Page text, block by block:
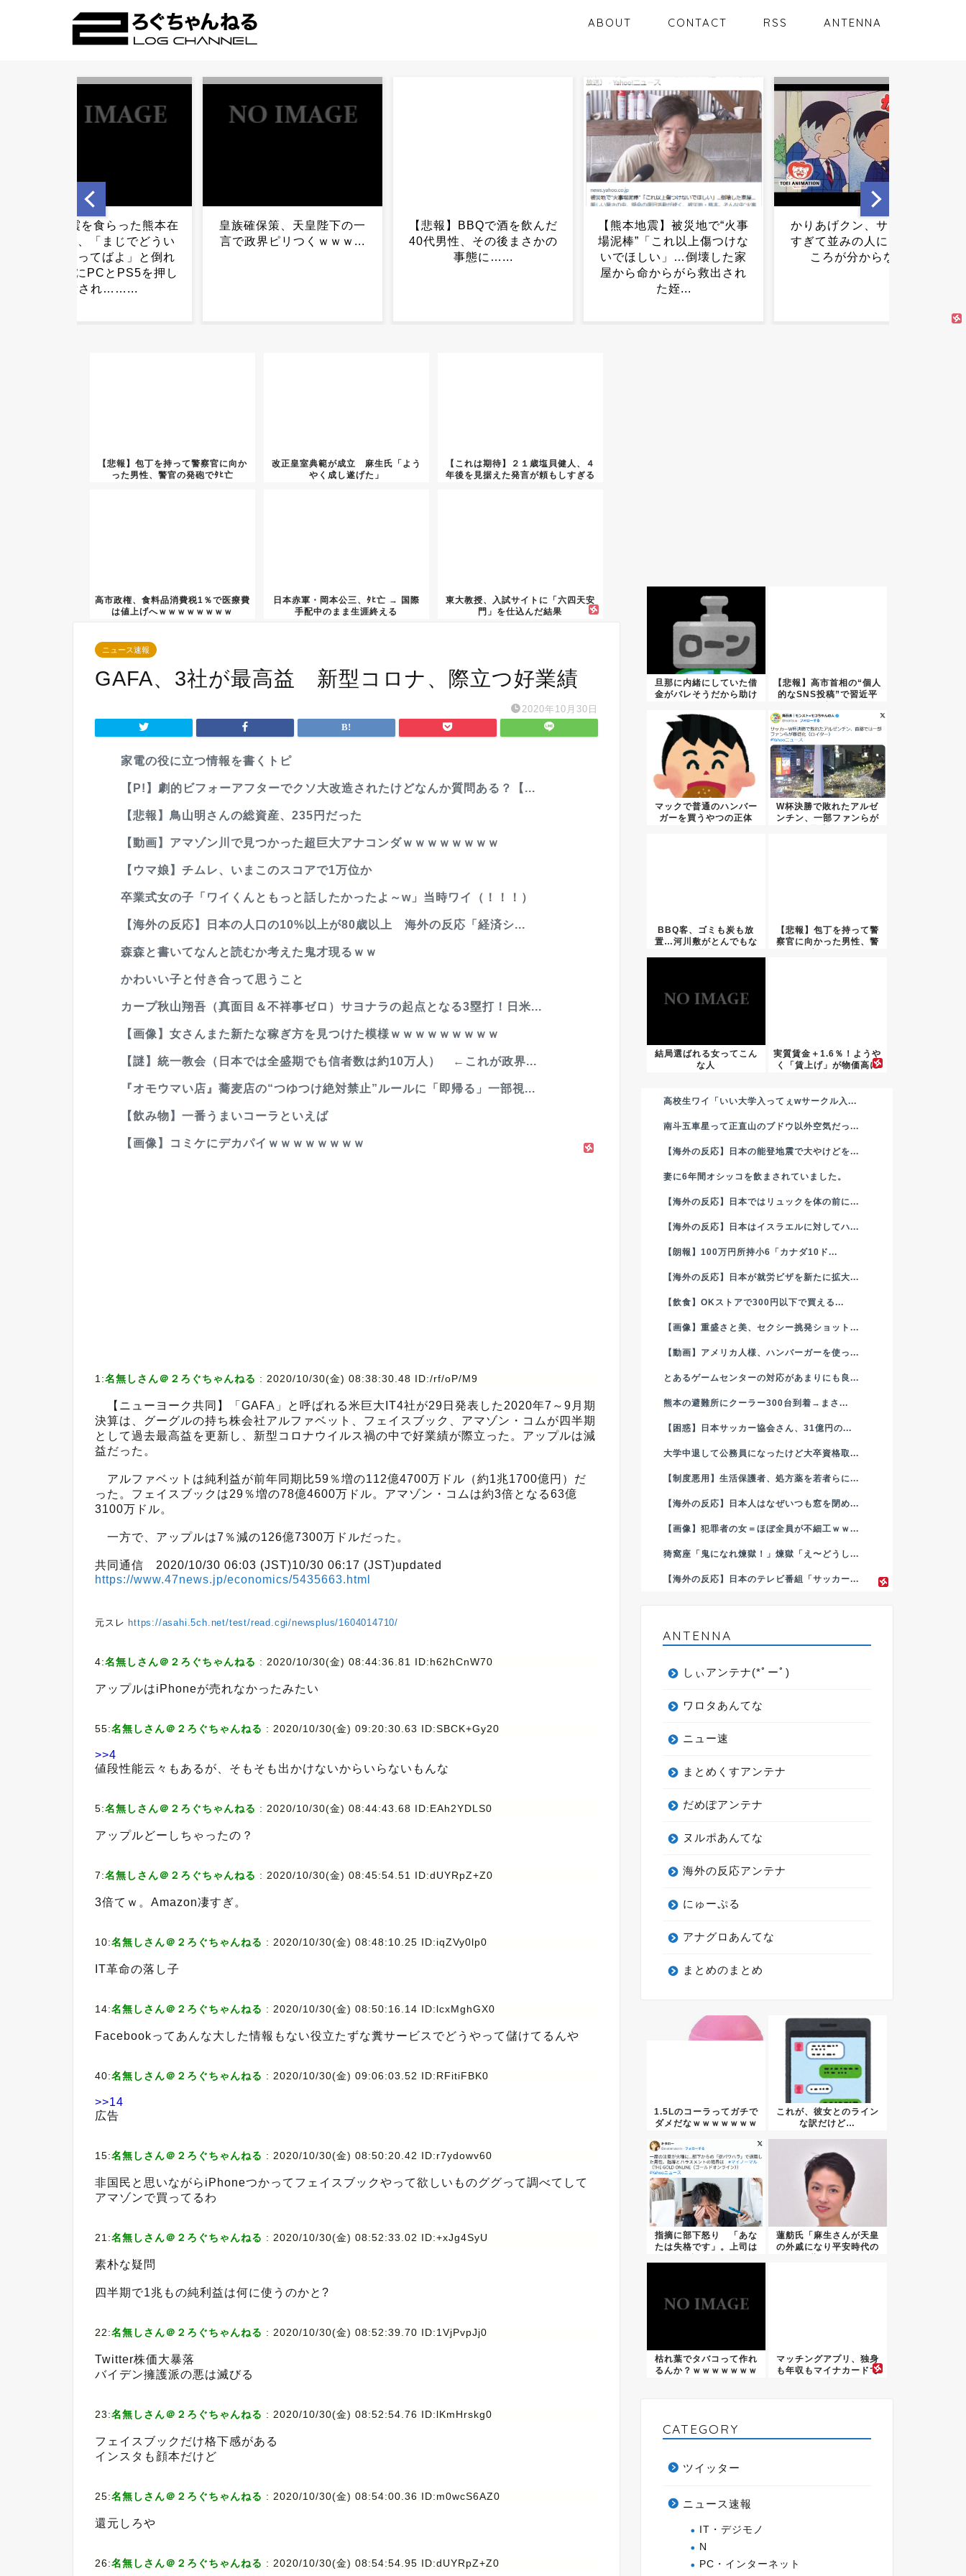
ABOUT CONTACT RSS ANTENNA
【悲報】BBQで酒を飲んだ
40代男性、その後まさかの
【熊本地震】被災地で“火事
場泥棒”「これ以上傷つけな
いでほしい」…倒壊した家
かりあげクン、サイコパス
すぎて並みの人には笑いど
ころが分からない...
今北容疑者は「3人の子ども
を育てる面白くて優しい父
親」→ﾀﾋ体遺棄の疑いで交
皇族確保策、天皇陛下の一
言で政界ピリつくｗｗｗ...
【悲報】包丁を持って警察官に向か
った男性、警官の発砲でﾀﾋ亡
改正皇室典範が成立 麻生氏「よう
やく成し遂げた」
【これは期待】２１歳塩貝健人、４
年後を見据えた発言が頼もしすぎる
高市政権、食料品消費税1％で医療費
は値上げへｗｗｗｗｗｗｗｗ
日本赤軍・岡本公三、ﾀﾋ亡 → 国際
手配中のまま生涯終える
東大教授、入試サイトに「六四天安
門」を仕込んだ結果
ニュース速報
GAFA、3社が最高益 新型コロナ、際立つ好業績
2020年10月30日
家電の役に立つ情報を書くトピ
【P!】劇的ビフォーアフターでクソ大改造されたけどなんか質問ある？【...
【悲報】鳥山明さんの総資産、235円だった
【動画】アマゾン川で見つかった超巨大アナコンダｗｗｗｗｗｗｗｗ
【ウマ娘】チムレ、いまこのスコアで1万位か
卒業式女の子「ワイくんともっと話したかったよ～w」当時ワイ（！！！）
【海外の反応】日本の人口の10%以上が80歳以上 海外の反応「経済シ...
森森と書いてなんと読むか考えた鬼才現るｗｗ
かわいい子と付き合って思うこと
カープ秋山翔吾（真面目＆不祥事ゼロ）サヨナラの起点となる3塁打！日米...
【画像】女さんまた新たな稼ぎ方を見つけた模様ｗｗｗｗｗｗｗｗｗ
【謎】統一教会（日本では全盛期でも信者数は約10万人） ←これが政界...
『オモウマい店』蕎麦店の“つゆつけ絶対禁止”ルールに「即帰る」一部視...
【飲み物】一番うまいコーラといえば
【画像】コミケにデカパイｗｗｗｗｗｗｗｗ
1:名無しさん＠２ろぐちゃんねる : 2020/10/30(金) 08:38:30.48 ID:/rf/oP/M9
【ニューヨーク共同】「GAFA」と呼ばれる米巨大IT4社が29日発表した2020年7～9月期
決算は、グーグルの持ち株会社アルファベット、フェイスブック、アマゾン・コムが四半期
として過去最高益を更新し、新型コロナウイルス禍の中で好業績が際立った。アップルは減
益だった。
アルファベットは純利益が前年同期比59％増の112億4700万ドル（約1兆1700億円）だ
った。フェイスブックは29％増の78億4600万ドル。アマゾン・コムは約3倍となる63億
3100万ドル。
一方で、アップルは7％減の126億7300万ドルだった。
共同通信 2020/10/30 06:03 (JST)10/30 06:17 (JST)updated
https://www.47news.jp/economics/5435663.html
元スレ https://asahi.5ch.net/test/read.cgi/newsplus/1604014710/
4:名無しさん＠２ろぐちゃんねる : 2020/10/30(金) 08:44:36.81 ID:h62hCnW70
アップルはiPhoneが売れなかったみたい
55:名無しさん＠２ろぐちゃんねる : 2020/10/30(金) 09:20:30.63 ID:SBCK+Gy20
>>4
値段性能云々もあるが、そもそも出かけないからいらないもんな
5:名無しさん＠２ろぐちゃんねる : 2020/10/30(金) 08:44:43.68 ID:EAh2YDLS0
アップルどーしちゃったの？
7:名無しさん＠２ろぐちゃんねる : 2020/10/30(金) 08:45:54.51 ID:dUYRpZ+Z0
3倍てｗ。Amazon凄すぎ。
10:名無しさん＠２ろぐちゃんねる : 2020/10/30(金) 08:48:10.25 ID:iqZVy0lp0
IT革命の落し子
14:名無しさん＠２ろぐちゃんねる : 2020/10/30(金) 08:50:16.14 ID:lcxMghGX0
Facebookってあんな大した情報もない役立たずな糞サービスでどうやって儲けてるんや
40:名無しさん＠２ろぐちゃんねる : 2020/10/30(金) 09:06:03.52 ID:RFitiFBK0
>>14
広告
15:名無しさん＠２ろぐちゃんねる : 2020/10/30(金) 08:50:20.42 ID:r7ydowv60
非国民と思いながらiPhoneつかってフェイスブックやって欲しいものググって調べてして
アマゾンで買ってるわ
21:名無しさん＠２ろぐちゃんねる : 2020/10/30(金) 08:52:33.02 ID:+xJg4SyU
素朴な疑問
四半期で1兆もの純利益は何に使うのかと?
22:名無しさん＠２ろぐちゃんねる : 2020/10/30(金) 08:52:39.70 ID:1VjPvpJj0
Twitter株価大暴落
バイデン擁護派の悪は滅びる
23:名無しさん＠２ろぐちゃんねる : 2020/10/30(金) 08:52:54.76 ID:lKmHrskg0
フェイスブックだけ格下感がある
インスタも顔本だけど
25:名無しさん＠２ろぐちゃんねる : 2020/10/30(金) 08:54:00.36 ID:m0wcS6AZ0
還元しろや
26:名無しさん＠２ろぐちゃんねる : 2020/10/30(金) 08:54:54.95 ID:dUYRpZ+Z0
旦那に内緒にしていた借
金がバレそうだから助け
【悲報】高市首相の“個人
的なSNS投稿”で習近平
マックで普通のハンバー
ガーを買うやつの正体
W杯決勝で敗れたアルゼ
ンチン、一部ファンらが
BBQ客、ゴミも炭も放
置…河川敷がとんでもな
【悲報】包丁を持って警
察官に向かった男性、警
結局選ばれる女ってこん
な人
実質賃金＋1.6％！ようや
く「賃上げ」が物価高に
高校生ワイ「いい大学入ってぇwサークル入...
南斗五車星って正直山のブドウ以外空気だっ...
【海外の反応】日本の能登地震で大やけどを...
妻に6年間オシッコを飲まされていました。
【海外の反応】日本ではリュックを体の前に...
【海外の反応】日本はイスラエルに対してハ...
【朗報】100万円所持小6「カナダ10ド...
【海外の反応】日本が就労ビザを新たに拡大...
【飲食】OKストアで300円以下で買える...
【画像】重盛さと美、セクシー挑発ショット...
【動画】アメリカ人様、ハンバーガーを使っ...
とあるゲームセンターの対応があまりにも良...
熊本の避難所にクーラー300台到着→まさ...
【困惑】日本サッカー協会さん、31億円の...
大学中退して公務員になったけど大卒資格取...
【制度悪用】生活保護者、処方薬を若者らに...
【海外の反応】日本人はなぜいつも窓を閉め...
【画像】犯罪者の女＝ほぼ全員が不細工ｗｗ...
猗窩座「鬼になれ煉獄！」煉獄「え〜どうし...
【海外の反応】日本のテレビ番組「サッカー...
ANTENNA
しぃアンテナ(*ﾟーﾟ)
ワロタあんてな
ニュー速
まとめくすアンテナ
だめぽアンテナ
ヌルポあんてな
海外の反応アンテナ
にゅーぷる
アナグロあんてな
まとめのまとめ
1.5Lのコーラってガチで
ダメだなｗｗｗｗｗｗｗ
これが、彼女とのライン
な訳だけど…
指摘に部下怒り 「あな
たは失格です」。上司は
蓮舫氏「麻生さんが天皇
の外戚になり平安時代の
枯れ葉でタバコって作れ
るんか？ｗｗｗｗｗｗｗ
マッチングアプリ、独身
も年収もマイナカードで
CATEGORY
ツイッター
ニュース速報
IT・デジモノ
N
PC・インターネット